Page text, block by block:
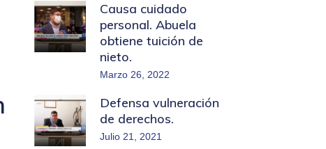
Causa cuidado
personal. Abuela
obtiene tuición de
nieto.
Marzo 26, 2022
Defensa vulneración
de derechos.
Julio 21, 2021